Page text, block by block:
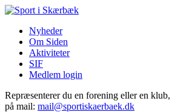
Nyheder
Om Siden
Aktiviteter
SIF
Medlem login
Repræsenterer du en forening eller en
på mail: mail@sportiskaerbaek.dk